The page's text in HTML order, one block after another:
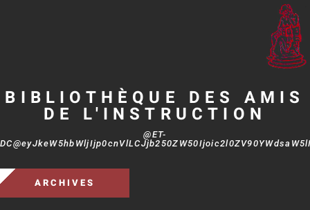
BIBLIOTHÈQUE DES AMIS
DE L'INSTRUCTION
@ET-
ARCHIVES